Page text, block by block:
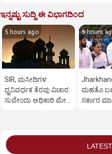
ಇನ್ನಷ್ಟು ಸುದ್ದಿ ಈ ವಿಭಾಗದಿಂದ
5 hours ago
SIR, ಮಸೀದಿಗಳ
ಧ್ವನಿವರ್ಧಕ ತೆರವು ವಿಚಾರ:
ಸುವೇಂದು ಅಧಿಕಾರಿ ಮೇಲೆ
5 hours
ಮಹತೊ
ಸರ್ಕಾರ